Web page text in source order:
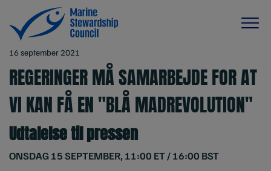
16 september 2021
REGERINGER MÅ SAMARBEJDE FOR AT
VI KAN FÅ EN "BLÅ MADREVOLUTION"
Udtalelse til pressen
ONSDAG 15 SEPTEMBER, 11:00 ET / 16:00 BST